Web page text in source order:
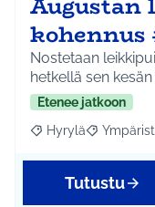
kohennus
Nostetaan
hetkellä sen
Etenee jatkoon
Rajaa tulokset
Hyrylä Rajaa
Tutustu